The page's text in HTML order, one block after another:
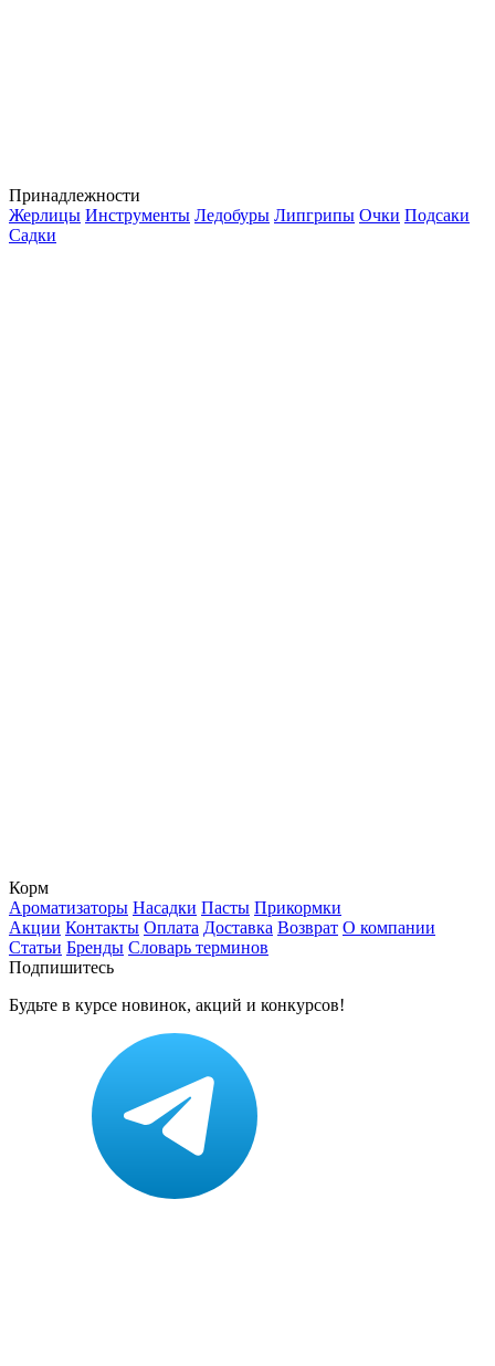
Принадлежности
Жерлицы Инструменты Ледобуры Липгрипы Очки Подсаки
Садки
Корм
Ароматизаторы Насадки Пасты Прикормки
Акции Контакты Оплата Доставка Возврат О компании
Статьи Бренды Словарь терминов
Подпишитесь
Будьте в курсе новинок, акций и конкурсов!